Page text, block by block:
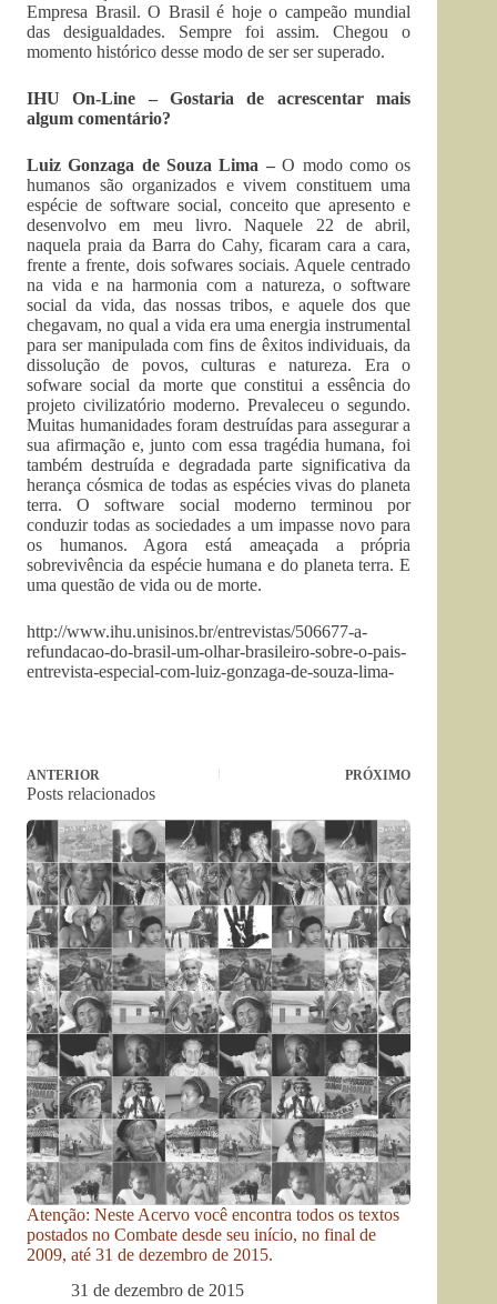
Empresa Brasil. O Brasil é hoje o campeão mundial
das desigualdades. Sempre foi assim. Chegou o
momento histórico desse modo de ser ser superado.
IHU On-Line – Gostaria de acrescentar mais
algum comentário?
Luiz Gonzaga de Souza Lima –O modo como os
humanos são organizados e vivem constituem uma
espécie de software social, conceito que apresento e
desenvolvo em meu livro. Naquele 22 de abril,
naquela praia da Barra do Cahy, ficaram cara a cara,
frente a frente, dois sofwares sociais. Aquele centrado
na vida e na harmonia com a natureza, o software
social da vida, das nossas tribos, e aquele dos que
chegavam, no qual a vida era uma energia instrumental
para ser manipulada com fins de êxitos individuais, da
dissolução de povos, culturas e natureza. Era o
sofware social da morte que constitui a essência do
projeto civilizatório moderno. Prevaleceu o segundo.
Muitas humanidades foram destruídas para assegurar a
sua afirmação e, junto com essa tragédia humana, foi
também destruída e degradada parte significativa da
herança cósmica de todas as espécies vivas do planeta
terra. O software social moderno terminou por
conduzir todas as sociedades a um impasse novo para
os humanos. Agora está ameaçada a própria
sobrevivência da espécie humana e do planeta terra. E
uma questão de vida ou de morte.
http://www.ihu.unisinos.br/entrevistas/506677-a-
refundacao-do-brasil-um-olhar-brasileiro-sobre-o-pais-
entrevista-especial-com-luiz-gonzaga-de-souza-lima-
ANTERIOR PRÓXIMO
Posts relacionados
Atenção: Neste Acervo você encontra todos os textos
postados no Combate desde seu início, no final de
2009, até 31 de dezembro de 2015.
31 de dezembro de 2015